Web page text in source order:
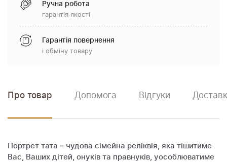
Ручна робота
гарантія якості
Гарантія повернення
і обміну товару
Про товар Допомога Відгуки
Портрет тата – чудова сімейна реліквія, яка тішитиме
Вас, Ваших дітей, онуків та правнуків, уособлюватиме